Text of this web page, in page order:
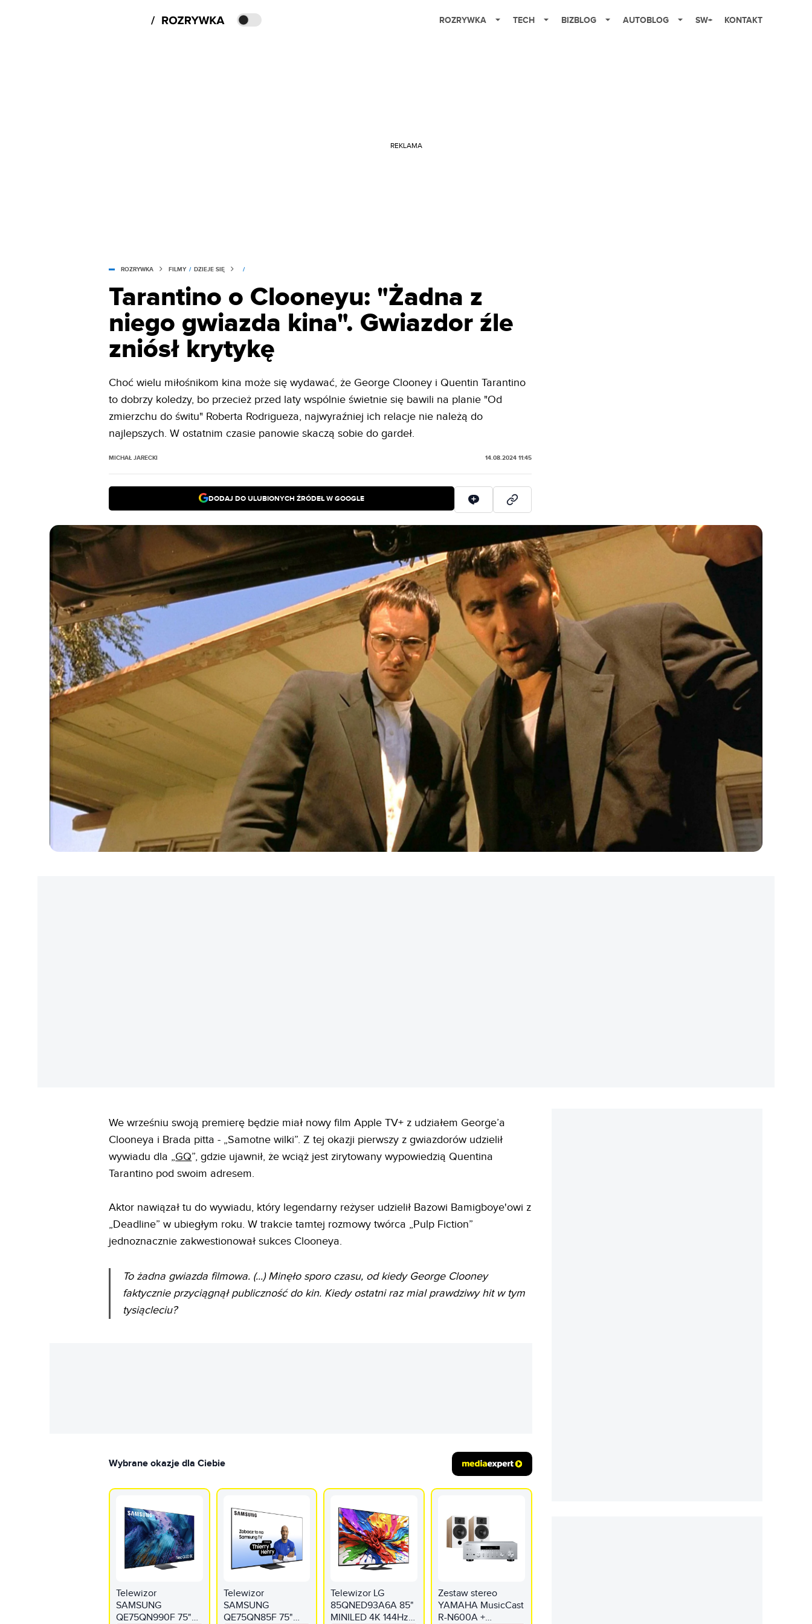
ROZRYWKA TECH BIZBLOG AUTOBLOG SW+ KONTAKT
REKLAMA
ROZRYWKA FILMY / DZIEJE SIĘ /
Tarantino o Clooneyu: "Żadna z
niego gwiazda kina". Gwiazdor źle
zniósł krytykę
Choć wielu miłośnikom kina może się wydawać, że George Clooney i Quentin Tarantino
to dobrzy koledzy, bo przecież przed laty wspólnie świetnie się bawili na planie "Od
zmierzchu do świtu" Roberta Rodrigueza, najwyraźniej ich relacje nie należą do
najlepszych. W ostatnim czasie panowie skaczą sobie do gardeł.
MICHAŁ JARECKI 14.08.2024 11:45
DODAJ DO ULUBIONYCH ŹRÓDEŁ W GOOGLE
We wrześniu swoją premierę będzie miał nowy film Apple TV+ z udziałem George’a
Clooneya i Brada pitta - „Samotne wilki”. Z tej okazji pierwszy z gwiazdorów udzielił
wywiadu dla „GQ”, gdzie ujawnił, że wciąż jest zirytowany wypowiedzią Quentina
Tarantino pod swoim adresem.
Aktor nawiązał tu do wywiadu, który legendarny reżyser udzielił Bazowi Bamigboye'owi z
„Deadline” w ubiegłym roku. W trakcie tamtej rozmowy twórca „Pulp Fiction”
jednoznacznie zakwestionował sukces Clooneya.
To żadna gwiazda filmowa. (...) Minęło sporo czasu, od kiedy George Clooney
faktycznie przyciągnął publiczność do kin. Kiedy ostatni raz mial prawdziwy hit w tym
tysiącleciu?
Wybrane okazje dla Ciebie
Telewizor
SAMSUNG
QE75QN990F 75"
Telewizor
SAMSUNG
QE75QN85F 75"
Telewizor LG
85QNED93A6A 85"
MINILED 4K 144Hz
Zestaw stereo
YAMAHA MusicCast
R-N600A +